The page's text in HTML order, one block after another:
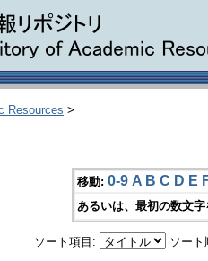
Resources >
移動: 0-9 A B C D E
あるいは、最初の数文
ソート項目: ソート